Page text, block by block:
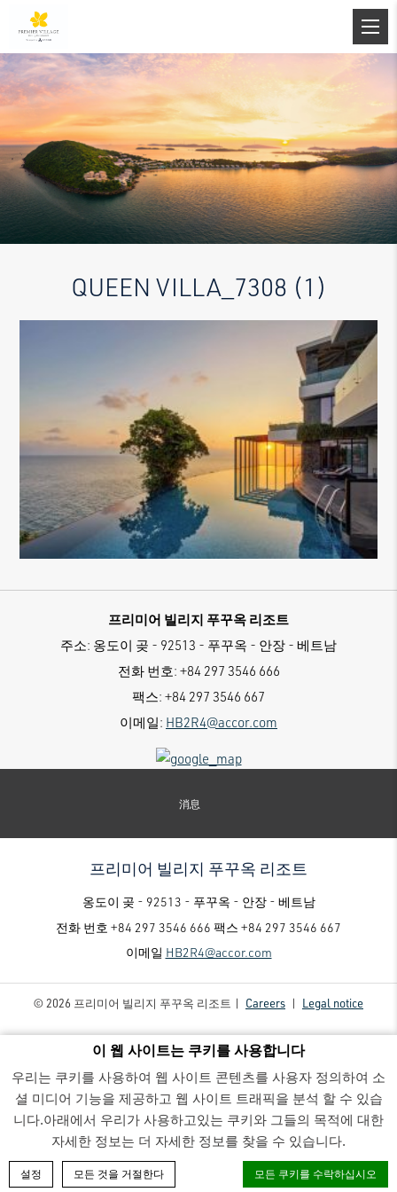
이 웹 사이트는 쿠키를 사용합니다
우리는 쿠키를 사용하여 웹 사이트 콘텐츠를 사용자 정의하여 소
셜 미디어 기능을 제공하고 웹 사이트 트래픽을 분석 할 수 있습
니다.아래에서 우리가 사용하고있는 쿠키와 그들의 목적에 대한
자세한 정보는 더 자세한 정보를 찾을 수 있습니다.
설정 모든 것을 거절한다 모든 쿠키를 수락하십시오
QUEEN VILLA_7308 (1)
프리미어 빌리지 푸꾸옥 리조트
주소: 옹도이 곶 - 92513 - 푸꾸옥 - 안장 - 베트남
전화 번호: +84 297 3546 666
팩스: +84 297 3546 667
이메일: HB2R4@accor.com
消息
프리미어 빌리지 푸꾸옥 리조트
옹도이 곶 - 92513 - 푸꾸옥 - 안장 - 베트남
전화 번호 +84 297 3546 666 팩스 +84 297 3546 667
이메일 HB2R4@accor.com
© 2026 프리미어 빌리지 푸꾸옥 리조트 | Careers | Legal notice
프리미어 빌리지 푸꾸옥 리조트 - Luxury family-friendly resort - Queen Villa_7308 (1)